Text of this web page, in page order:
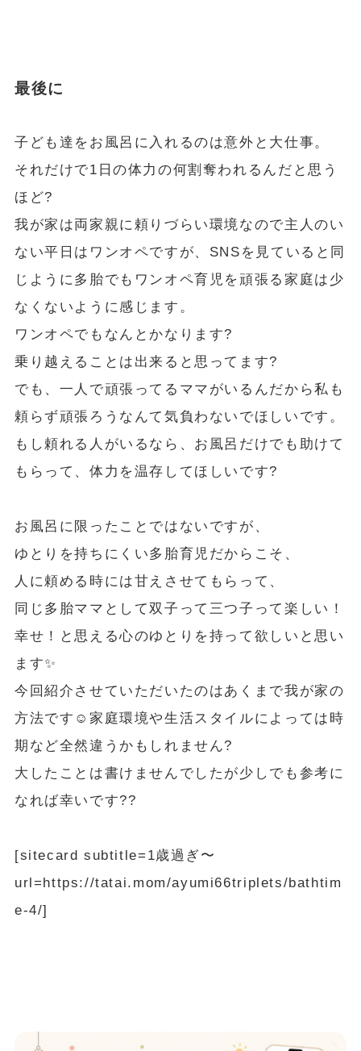
最後に
子ども達をお風呂に入れるのは意外と大仕事。
それだけで1日の体力の何割奪われるんだと思う
ほど?
我が家は両家親に頼りづらい環境なので主人のい
ない平日はワンオペですが、SNSを見ていると同
じように多胎でもワンオペ育児を頑張る家庭は少
なくないように感じます。
ワンオペでもなんとかなります?
乗り越えることは出来ると思ってます?
でも、一人で頑張ってるママがいるんだから私も
頼らず頑張ろうなんて気負わないでほしいです。
もし頼れる人がいるなら、お風呂だけでも助けて
もらって、体力を温存してほしいです?
お風呂に限ったことではないですが、
ゆとりを持ちにくい多胎育児だからこそ、
人に頼める時には甘えさせてもらって、
同じ多胎ママとして双子って三つ子って楽しい！
幸せ！と思える心のゆとりを持って欲しいと思い
ます✨
今回紹介させていただいたのはあくまで我が家の
方法です☺️家庭環境や生活スタイルによっては時
期など全然違うかもしれません?
大したことは書けませんでしたが少しでも参考に
なれば幸いです??
[sitecard subtitle=1歳過ぎ〜
url=https://tatai.mom/ayumi66triplets/bathtim
e-4/]